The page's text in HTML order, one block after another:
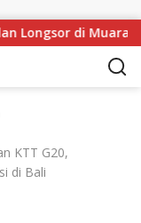
di Muara
KTT G20,
di Bali